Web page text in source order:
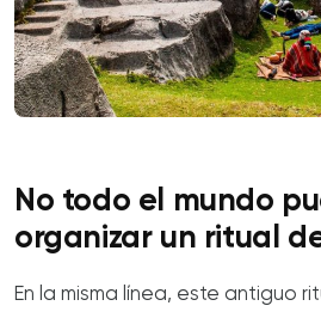
No todo el mundo
organizar un ritual
En la misma línea, este antiguo